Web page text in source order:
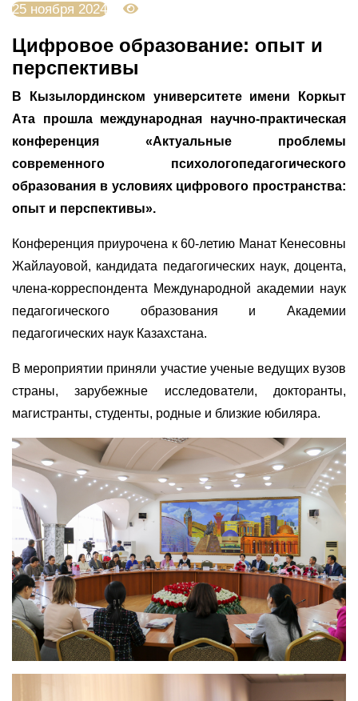
25 ноября 2024
Цифровое образование: опыт и
перспективы
В Кызылординском университете имени Коркыт
Ата прошла международная научно-практическая
конференция «Актуальные проблемы
современного психологопедагогического
образования в условиях цифрового пространства:
опыт и перспективы».
Конференция приурочена к 60-летию Манат Кенесовны
Жайлауовой, кандидата педагогических наук, доцента,
члена-корреспондента Международной академии наук
педагогического образования и Академии
педагогических наук Казахстана.
В мероприятии приняли участие ученые ведущих вузов
страны, зарубежные исследователи, докторанты,
магистранты, студенты, родные и близкие юбиляра.